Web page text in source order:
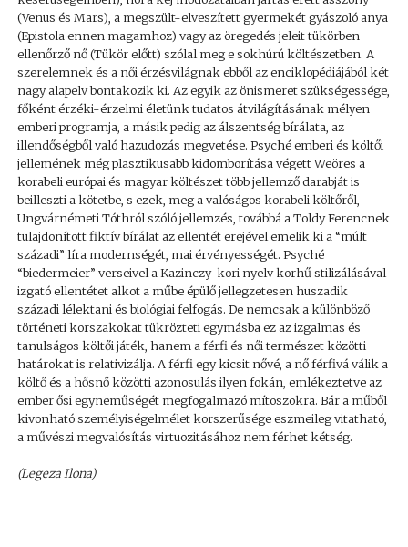
(Venus és Mars), a megszült-elveszített gyermekét gyászoló anya
(Epistola ennen magamhoz) vagy az öregedés jeleit tükörben
ellenőrző nő (Tükör előtt) szólal meg e sokhúrú költészetben. A
szerelemnek és a női érzésvilágnak ebből az enciklopédiájából két
nagy alapelv bontakozik ki. Az egyik az önismeret szükségessége,
főként érzéki-érzelmi életünk tudatos átvilágításának mélyen
emberi programja, a másik pedig az álszentség bírálata, az
illendőségből való hazudozás megvetése. Psyché emberi és költői
jellemének még plasztikusabb kidomborítása végett Weöres a
korabeli európai és magyar költészet több jellemző darabját is
beilleszti a kötetbe, s ezek, meg a valóságos korabeli költőről,
Ungvárnémeti Tóthról szóló jellemzés, továbbá a Toldy Ferencnek
tulajdonított fiktív bírálat az ellentét erejével emelik ki a “múlt
századi” líra modernségét, mai érvényességét. Psyché
“biedermeier” verseivel a Kazinczy-kori nyelv korhű stilizálásával
izgató ellentétet alkot a műbe épülő jellegzetesen huszadik
századi lélektani és biológiai felfogás. De nemcsak a különböző
történeti korszakokat tükrözteti egymásba ez az izgalmas és
tanulságos költői játék, hanem a férfi és női természet közötti
határokat is relativizálja. A férfi egy kicsit nővé, a nő férfivá válik a
költő és a hősnő közötti azonosulás ilyen fokán, emlékeztetve az
ember ősi egyneműségét megfogalmazó mítoszokra. Bár a műből
kivonható személyiségelmélet korszerűsége eszmeileg vitatható,
a művészi megvalósítás virtuozitásához nem férhet kétség.
(Legeza Ilona)